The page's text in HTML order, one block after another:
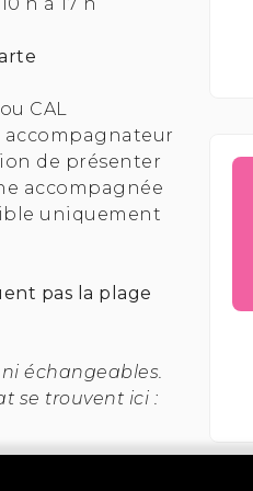
CAL
de présenter
accompagnée
uniquement
pas la plage
échangeables.
se trouvent ici :